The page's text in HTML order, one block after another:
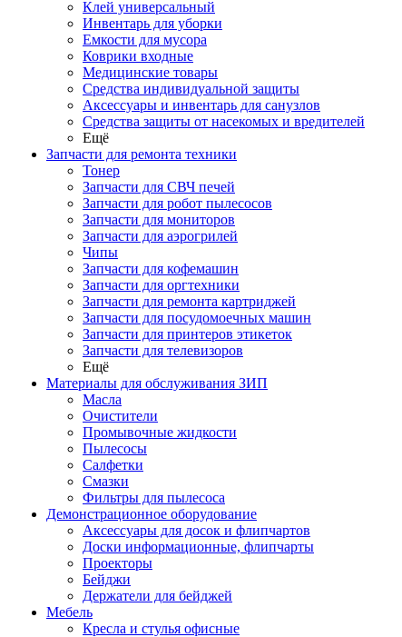
Клей универсальный
Инвентарь для уборки
Емкости для мусора
Коврики входные
Медицинские товары
Средства индивидуальной защиты
Аксессуары и инвентарь для санузлов
Средства защиты от насекомых и вредителей
Ещё
Запчасти для ремонта техники
Тонер
Запчасти для СВЧ печей
Запчасти для робот пылесосов
Запчасти для мониторов
Запчасти для аэрогрилей
Чипы
Запчасти для кофемашин
Запчасти для оргтехники
Запчасти для ремонта картриджей
Запчасти для посудомоечных машин
Запчасти для принтеров этикеток
Запчасти для телевизоров
Ещё
Материалы для обслуживания ЗИП
Масла
Очистители
Промывочные жидкости
Пылесосы
Салфетки
Смазки
Фильтры для пылесоса
Демонстрационное оборудование
Аксессуары для досок и флипчартов
Доски информационные, флипчарты
Проекторы
Бейджи
Держатели для бейджей
Мебель
Кресла и стулья офисные